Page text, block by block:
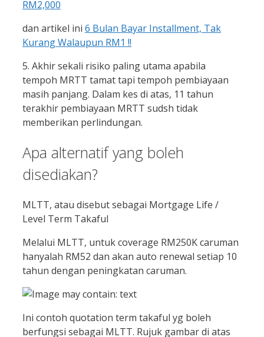
RM2,000
dan artikel ini 6 Bulan Bayar Installment, Tak
Kurang Walaupun RM1 !!
5. Akhir sekali risiko paling utama apabila
tempoh MRTT tamat tapi tempoh pembiayaan
masih panjang. Dalam kes di atas, 11 tahun
terakhir pembiayaan MRTT sudsh tidak
memberikan perlindungan.
Apa alternatif yang boleh
disediakan?
MLTT, atau disebut sebagai Mortgage Life /
Level Term Takaful
Melalui MLTT, untuk coverage RM250K caruman
hanyalah RM52 dan akan auto renewal setiap 10
tahun dengan peningkatan caruman.
Ini contoh quotation term takaful yg boleh
berfungsi sebagai MLTT. Rujuk gambar di atas